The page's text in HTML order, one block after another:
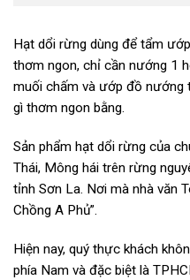
Hạt dổi rừng dùng để tẩm
thơm ngon, chỉ cần nướng 1
muối chấm và ướp đồ nướng
gì thơm ngon bằng.
Sản phẩm hạt dổi rừng của
Thái, Mông hái trên rừng
tỉnh Sơn La. Nơi mà nhà văn
Chồng A Phủ”.
Hiện nay, quý thực khách
phía Nam và đặc biệt là